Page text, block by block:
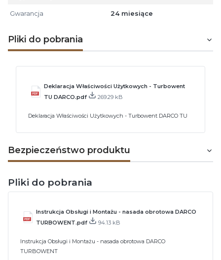
Gwarancja 24 miesiące
Pliki do pobrania
Deklaracja Właściwości Użytkowych - Turbowent
TU DARCO.pdf
269.29 kB
Deklaracja Właściwości Użytkowych - Turbowent DARCO TU
Bezpieczeństwo produktu
Pliki do pobrania
Instrukcja Obsługi i Montażu - nasada obrotowa DARCO
TURBOWENT.pdf
94.13 kB
Instrukcja Obsługi i Montażu - nasada obrotowa DARCO
TURBOWENT